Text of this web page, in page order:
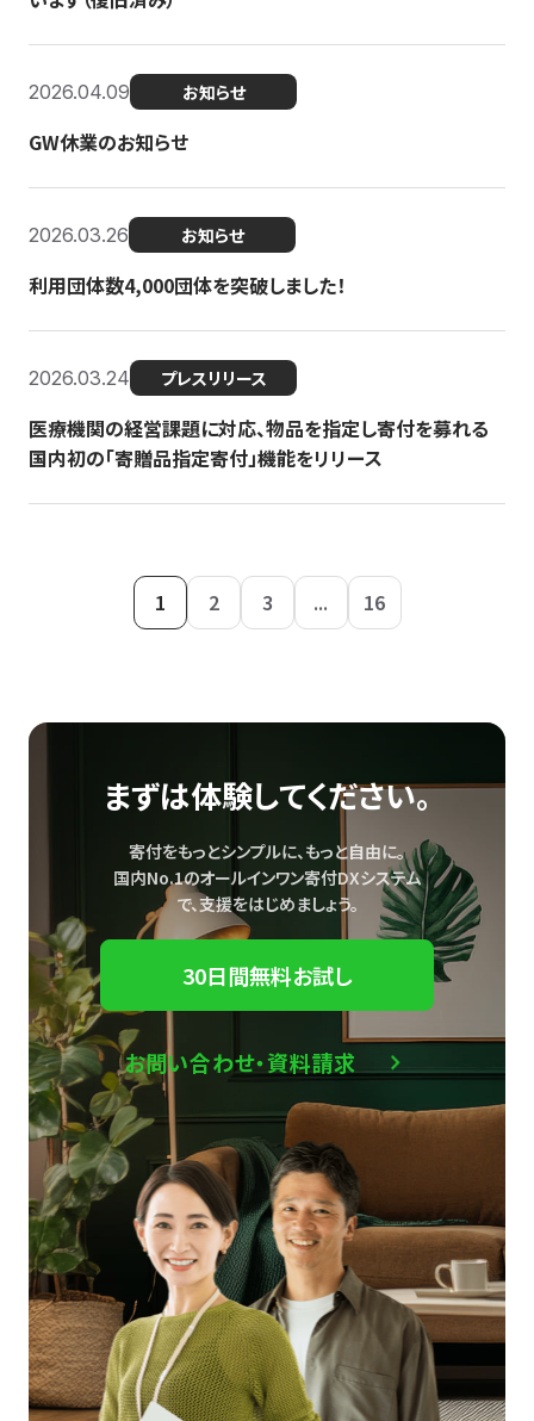
2026.04.09 お知らせ
GW休業のお知らせ
2026.03.26 お知らせ
利用団体数4,000団体を突破しました！
2026.03.24 プレスリリース
医療機関の経営課題に対応、物品を指定し寄付を募れる
国内初の「寄贈品指定寄付」機能をリリース
1 2 3 ... 16
まずは体験してください。
寄付をもっとシンプルに、もっと自由に。
国内No.1のオールインワン寄付DXシステム
で、支援をはじめましょう。
30日間無料お試し
お問い合わせ・資料請求